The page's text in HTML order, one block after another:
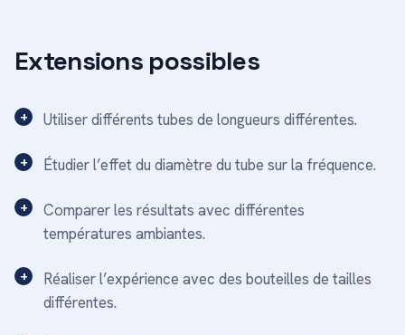
Extensions possibles
Utiliser différents tubes de longueurs différentes.
Étudier l’effet du diamètre du tube sur la fréquence.
Comparer les résultats avec différentes
températures ambiantes.
Réaliser l’expérience avec des bouteilles de tailles
différentes.